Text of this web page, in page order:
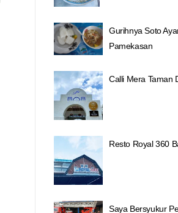
Gurihnya Soto
Pamekasan
Calli Mera Taman
Resto Royal 360
Saya Bersyukur